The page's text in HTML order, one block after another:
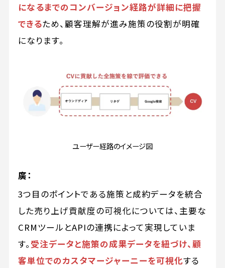
になるまでのコンバージョン経路が詳細に把握
できるため、顧客理解が進み施策の役割が明確
になります。
ユーザー経路のイメージ図
廣：
3つ目のポイントである施策と成約データを統合
した売り上げ貢献度の可視化については、主要な
CRMツールとAPIの連携によって実現していま
す。 受注データと施策の成果データを紐づけ、顧
客単位でのカスタマージャーニーを可視化する